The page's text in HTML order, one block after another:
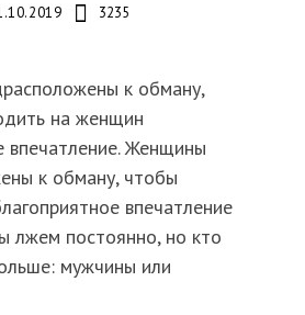
3235
к обману,
на женщин
впечатление. Женщины
к обману, чтобы
впечатление
лжем постоянно, но кто
мужчины или